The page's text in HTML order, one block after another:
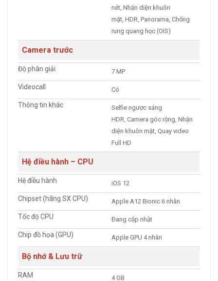
nét, Nhận diện khuôn
mặt, HDR, Panorama, Chống
rung quang học (OIS)
Camera trước
Độ phân giải 7 MP
Videocall Có
Thông tin khác
Selfie ngược sáng
HDR, Camera góc rộng, Nhận
diện khuôn mặt, Quay video
Full HD
Hệ điều hành – CPU
Hệ điều hành iOS 12
Chipset (hãng SX CPU) Apple A12 Bionic 6 nhân
Tốc độ CPU Đang cập nhật
Chip đồ họa (GPU) Apple GPU 4 nhân
Bộ nhớ & Lưu trữ
RAM 4 GB